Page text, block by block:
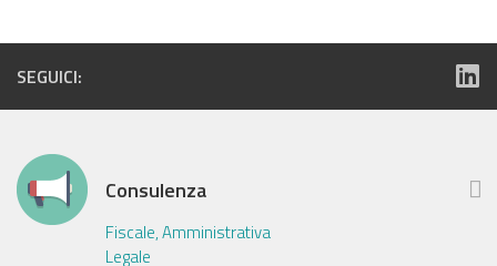
SEGUICI:
Consulenza
Fiscale, Amministrativa
Legale